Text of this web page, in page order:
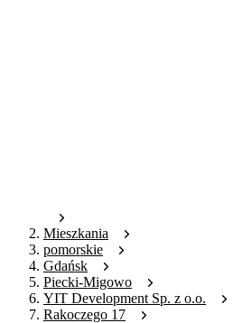
Mieszkania
pomorskie
Gdańsk
Piecki-Migowo
YIT Development Sp. z o.o.
Rakoczego 17